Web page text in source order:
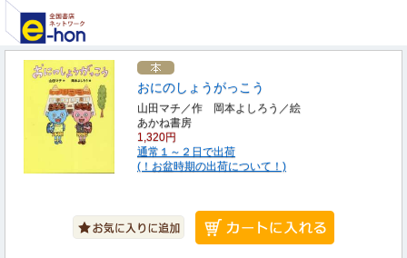
おにのしょうがっこう
山田マチ／作 岡本よしろう／絵
あかね書房
1,320円
通常１～２日で出荷
(！お盆時期の出荷について！)